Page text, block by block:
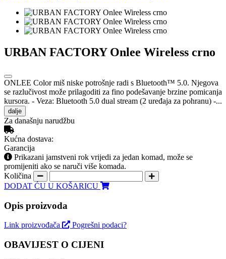
URBAN FACTORY Onlee Wireless crno
ONLEE Color miš niske potrošnje radi s Bluetooth™ 5.0. Njegova
se razlučivost može prilagoditi za fino podešavanje brzine pomicanja
kursora. - Veza: Bluetooth 5.0 dual stream (2 uređaja za pohranu) -...
dalje
Za današnju narudžbu
Kućna dostava:
Garancija
Prikazani jamstveni rok vrijedi za jedan komad, može se
promijeniti ako se naruči više komada.
Količina
DODAT ĆU U KOŠARICU
Opis proizvoda
Link proizvođača Pogrešni podaci?
OBAVIJEST O CIJENI